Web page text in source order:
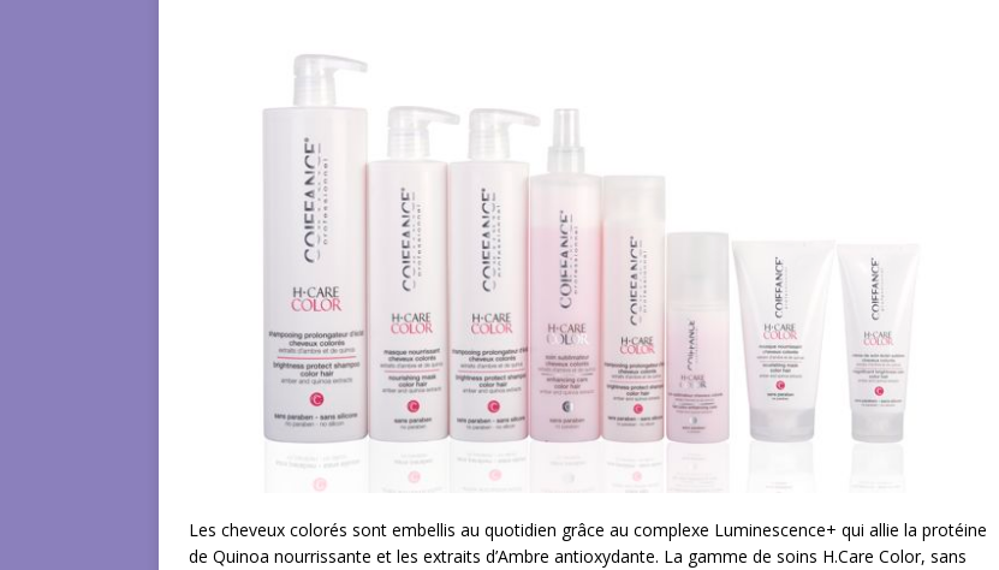
Les cheveux colorés sont embellis au quotidien grâce au complexe Luminescence+ qui allie la protéine
de Quinoa nourrissante et les extraits d’Ambre antioxydante. La gamme de soins H.Care Color, sans